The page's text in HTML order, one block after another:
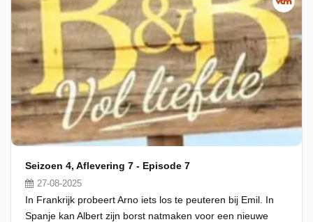
Seizoen 4, Aflevering 7 - Episode 7
27-08-2025
In Frankrijk probeert Arno iets los te peuteren bij Emil. In
Spanje kan Albert zijn borst natmaken voor een nieuwe